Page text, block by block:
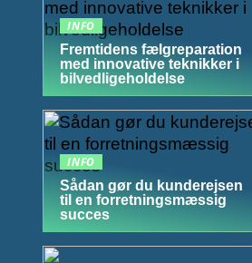
INFO
Fremtidens fælgreparation
med innovative teknikker i
bilvedligeholdelse
INFO
Sådan gør du kunderejsen
til en forretningsmæssig
succes